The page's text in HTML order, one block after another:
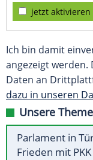
jetzt aktivieren
Ich bin damit
angezeigt
Daten an
dazu in unseren
Unsere
Parlament in
Frieden mit PKK